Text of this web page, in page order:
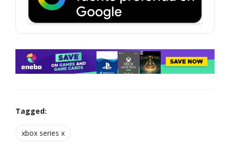
Tagged:
xbox series x